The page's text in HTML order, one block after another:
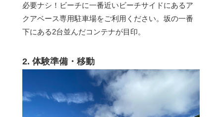
必要ナシ！ビーチに一番近いビーチサイドにあるア
クアベース専用駐車場をご利用ください。坂の一番
下にある2台並んだコンテナが目印。
2. 体験準備・移動